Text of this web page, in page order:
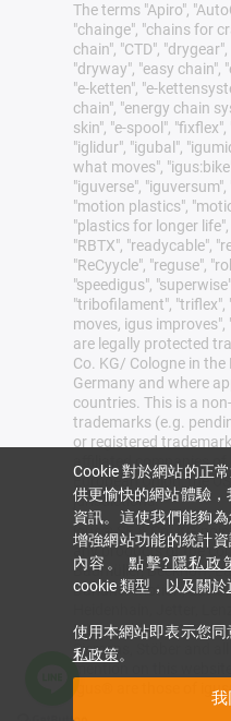
The terms "Apiro",
"chainge", "chains for
chain", "CTD",
"dryway", "easy chain",
"e-ketten", "e-
chain", "energy chain
skin", "e-spool",
"iglidur", "igubal",
what moves",
"iguverse",
"motion plastics",
"plastics for longer
"RBTX", "readycable",
"ReCyycle", "reguse",
"speedigus",
"tribofilament", "triflex",
moves, igus improves",
are legally protected
Co. KG/ Cologne in the
Germany and where
countries. This is a
trademarks (e.g.
or registered
affiliated companies of
European Union, the
jurisdictions.
igus® SE & Co. KG
any products of the
Baumüller, Beckhoff,
Danaher Motion, ELAU,
Mitsubishi,
Siemens, Stöber and
igus® are those of
Cookie 對於網站的正
供更愉快的網站體驗
資訊。這使我們能夠
增強網站功能的統計
內容。 點擊?隱私政
cookie 類型，以及關於
使用本網站即表示您同
私政策。
我